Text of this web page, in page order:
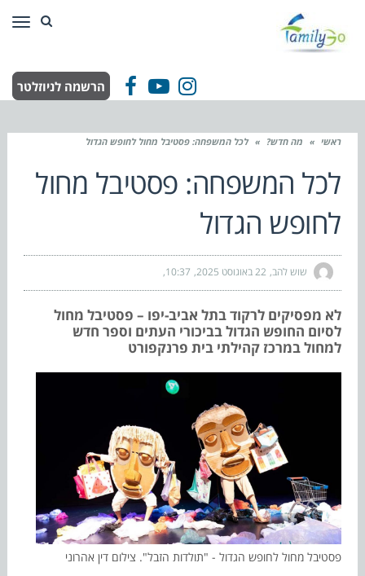
Facebook
YouTube
Instagram הרשמה לניוזלטר
ראשי » מה חדש? » לכל המשפחה: פסטיבל מחול לחופש הגדול
לכל המשפחה: פסטיבל מחול
לחופש הגדול
שוש להב 22 באוגוסט 2025 10:37
לא מפסיקים לרקוד בתל אביב-יפו – פסטיבל מחול
לסיום החופש הגדול בביכורי העתים וספר חדש
למחול במרכז קהילתי בית פרנקפורט
פסטיבל מחול לחופש הגדול - "תולדות הזבל". צילום דין אהרוני